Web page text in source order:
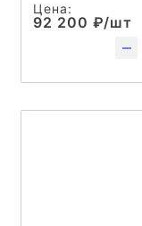
Цена:
92 200 ₽/шт